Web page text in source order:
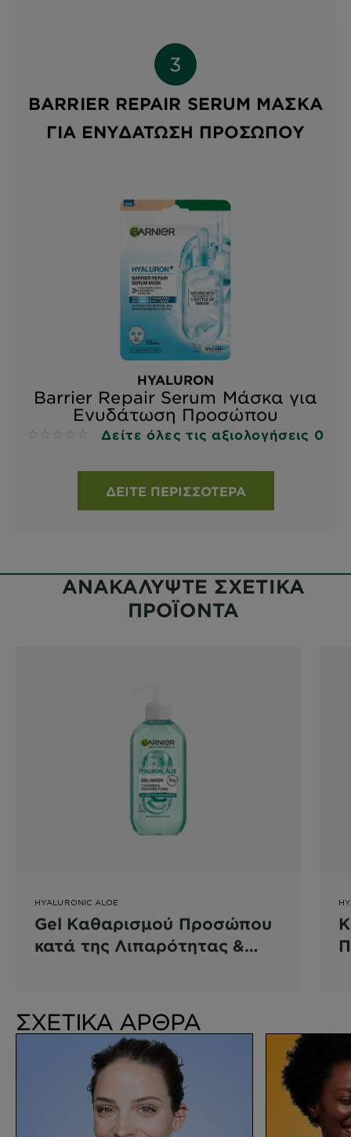
BARRIER REPAIR SERUM ΜΆΣΚΑ
ΓΙΑ ΕΝΥΔΆΤΩΣΗ ΠΡΟΣΏΠΟΥ
HYALURON
Barrier Repair Serum Μάσκα για
Ενυδάτωση Προσώπου
No reviews Δείτε όλες τις αξιολογήσεις 0
ΔΕΊΤΕ ΠΕΡΙΣΣΌΤΕΡΑ
ΑΝΑΚΑΛΥΨΤΕ ΣΧΕΤΙΚΑ
ΠΡΟΪΟΝΤΑ
HYALURONIC ALOE
Gel Καθαρισμού Προσώπου
κατά της Λιπαρότητας &
ΣΧΕΤΙΚΑ ΑΡΘΡΑ